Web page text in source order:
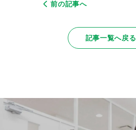
前の記事へ
記事一覧へ戻る